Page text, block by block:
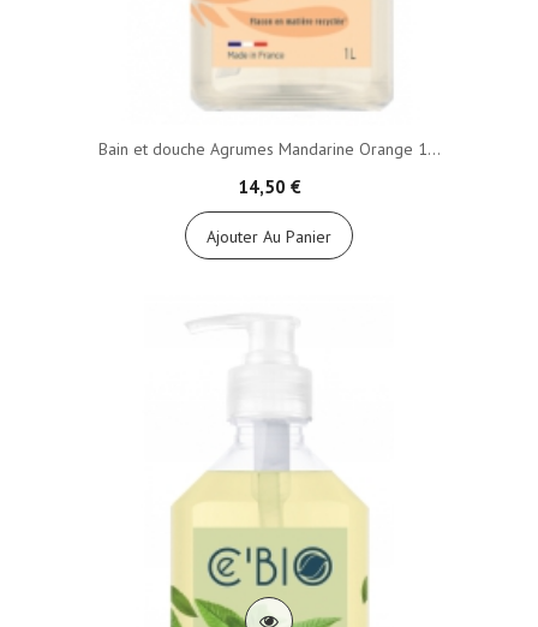
Bain et douche Agrumes Mandarine Orange 1...
14,50 €
Ajouter Au Panier